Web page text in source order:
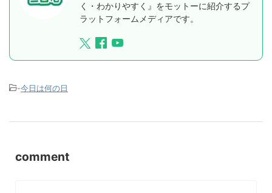
く・わかりやすく』をモットーに紹介するプ
ラットフォームメディアです。
-今日は何の日
comment